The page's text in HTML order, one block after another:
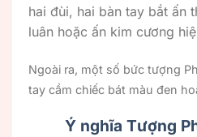
hai đùi, hai bàn tay bắt ấn
luân hoặc ấn kim cương
Ngoài ra, một số bức tượng
tay cầm chiếc bát màu đen
Ý nghĩa Tượng